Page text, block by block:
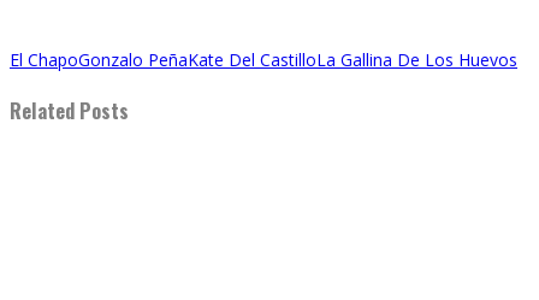
El ChapoGonzalo PeñaKate Del CastilloLa Gallina De Los Huevos
Related Posts